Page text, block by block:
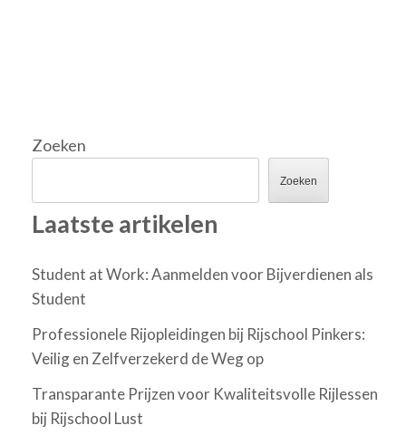
Zoeken
Zoeken
Laatste artikelen
Student at Work: Aanmelden voor Bijverdienen als
Student
Professionele Rijopleidingen bij Rijschool Pinkers:
Veilig en Zelfverzekerd de Weg op
Transparante Prijzen voor Kwaliteitsvolle Rijlessen
bij Rijschool Lust